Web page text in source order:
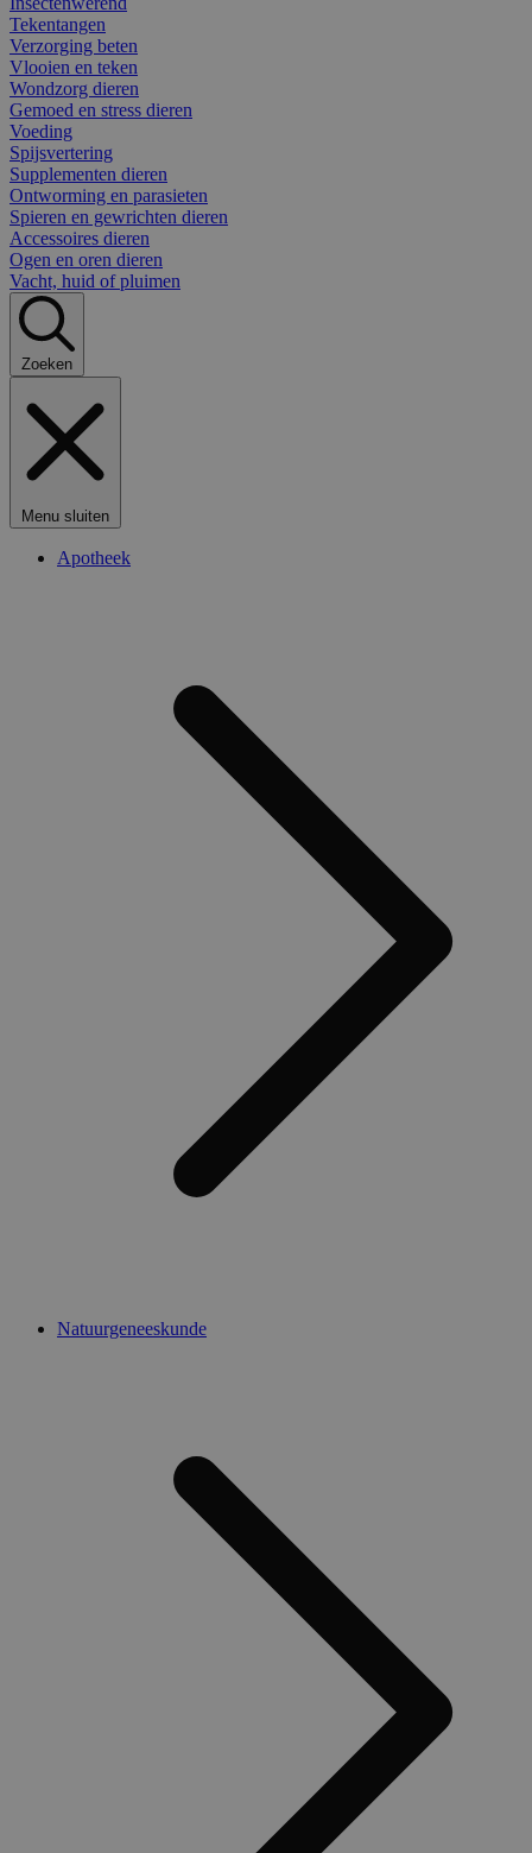
Tekentangen
Verzorging beten
Vlooien en teken
Wondzorg dieren
Gemoed en stress dieren
Voeding
Spijsvertering
Supplementen dieren
Ontworming en parasieten
Spieren en gewrichten dieren
Accessoires dieren
Ogen en oren dieren
Vacht, huid of pluimen
Zoeken
Menu sluiten
Apotheek
Natuurgeneeskunde